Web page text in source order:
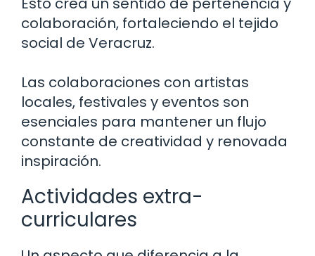
colaboración, fortaleciendo el tejido
social de Veracruz.
Las colaboraciones con artistas
locales, festivales y eventos son
esenciales para mantener un flujo
constante de creatividad y renovada
inspiración.
Actividades extra-
curriculares